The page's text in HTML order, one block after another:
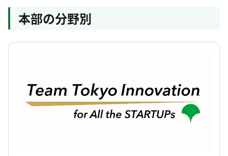
促進プログラム 大手企業等の参加を募集
2026年7月15日
多摩エリアで開催！
2026年7月9日
スタートアップ戦略の推進
本部の分野別